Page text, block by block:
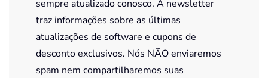
sempre atualizado conosco. A newsletter
traz informações sobre as últimas
atualizações de software e cupons de
desconto exclusivos. Nós NÃO enviaremos
spam nem compartilharemos suas